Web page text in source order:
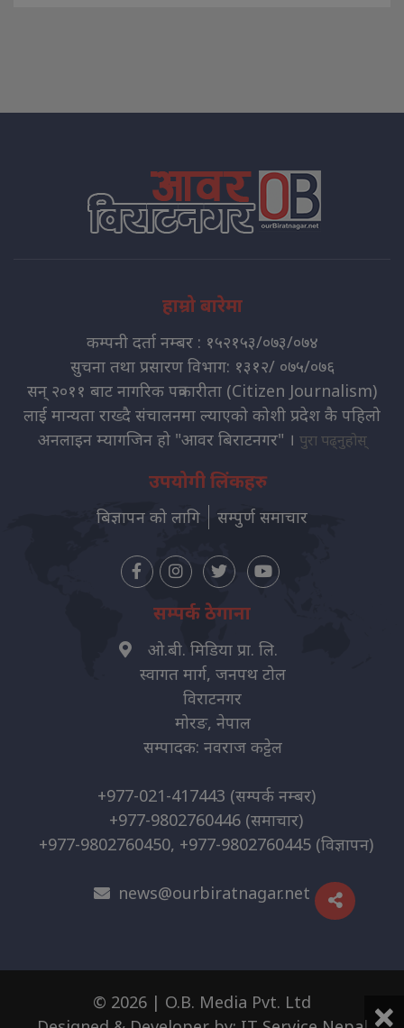
हाम्रो बारेमा
कम्पनी दर्ता नम्बर : १५२१५३/०७३/०७४
सुचना तथा प्रसारण विभाग: १३१२/ ०७५/०७६
सन् २०११ बाट नागरिक पत्रकारीता (Citizen Journalism)
लाई मान्यता राख्दै संचालनमा ल्याएको कोशी प्रदेश कै पहिलो
अनलाइन म्यागजिन हो "आवर बिराटनगर" । पुरा पढ्नुहोस्
उपयोगी लिंकहरु
बिज्ञापन को लागि सम्पुर्ण समाचार
सम्पर्क ठेगाना
ओ.बी. मिडिया प्रा. लि.
स्वागत मार्ग, जनपथ टोल
विराटनगर
मोरङ, नेपाल
सम्पादक: नवराज कट्टेल
+977-021-417443 (सम्पर्क नम्बर)
+977-9802760446 (समाचार)
+977-9802760450, +977-9802760445 (विज्ञापन)
news@ourbiratnagar.net
© 2026 | O.B. Media Pvt. Ltd
×